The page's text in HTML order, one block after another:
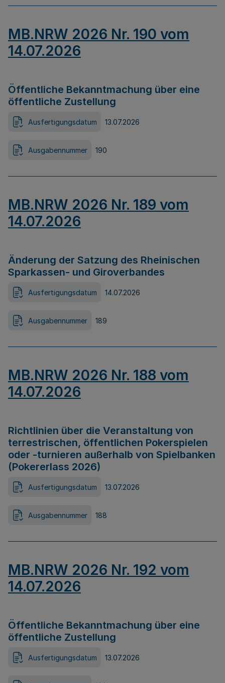
MB.NRW 2026 Nr. 190 vom
14.07.2026
Öffentliche Bekanntmachung über eine
öffentliche Zustellung
Ausfertigungsdatum 13.07.2026
Ausgabennummer 190
MB.NRW 2026 Nr. 189 vom
14.07.2026
Änderung der Satzung des Rheinischen
Sparkassen- und Giroverbandes
Ausfertigungsdatum 14.07.2026
Ausgabennummer 189
MB.NRW 2026 Nr. 188 vom
14.07.2026
Richtlinien über die Veranstaltung von
terrestrischen, öffentlichen Pokerspielen
oder -turnieren außerhalb von Spielbanken
(Pokererlass 2026)
Ausfertigungsdatum 13.07.2026
Ausgabennummer 188
MB.NRW 2026 Nr. 192 vom
14.07.2026
Öffentliche Bekanntmachung über eine
öffentliche Zustellung
Ausfertigungsdatum 13.07.2026